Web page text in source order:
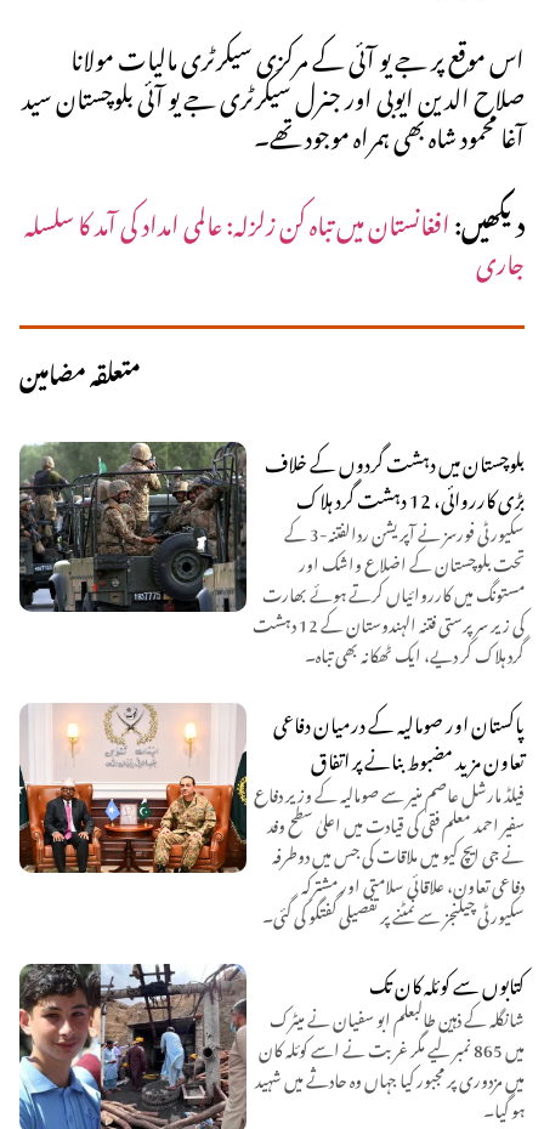
اس موقع پر جے یو آئی کے مرکزی سیکرٹری مالیات مولانا
صلاح الدین ایوبی اور جنرل سیکرٹری جے یو آئی بلوچستان سید
آغا محمود شاہ بھی ہمراہ موجود تھے۔
دیکھیں:افغانستان میں تباہ کن زلزلہ: عالمی امداد کی آمد کا سلسلہ
جاری
متعلقہ مضامین
بلوچستان میں دہشت گردوں کے خلاف
بڑی کارروائی، 12 دہشت گرد ہلاک
سکیورٹی فورسز نے آپریشن ردالفتنہ-3 کے
تحت بلوچستان کے اضلاع واشک اور
مستونگ میں کارروائیاں کرتے ہوئے بھارت
کی زیر سرپرستی فتنہ الہندوستان کے 12 دہشت
گرد ہلاک کر دیے، ایک ٹھکانہ بھی تباہ۔
پاکستان اور صومالیہ کے درمیان دفاعی
تعاون مزید مضبوط بنانے پر اتفاق
فیلڈ مارشل عاصم منیر سے صومالیہ کے وزیر دفاع
سفیر احمد معلم فقی کی قیادت میں اعلیٰ سطح وفد
نے جی ایچ کیو میں ملاقات کی جس میں دوطرفہ
دفاعی تعاون، علاقائی سلامتی اور مشترکہ
سکیورٹی چیلنجز سے نمٹنے پر تفصیلی گفتگو کی گئی۔
کتابوں سے کوئلہ کان تک
شانگلہ کے ذہین طالبعلم ابو سفیان نے میٹرک
میں 865 نمبر لیے مگر غربت نے اسے کوئلہ کان
میں مزدوری پر مجبور کیا جہاں وہ حادثے میں شہید
ہو گیا۔